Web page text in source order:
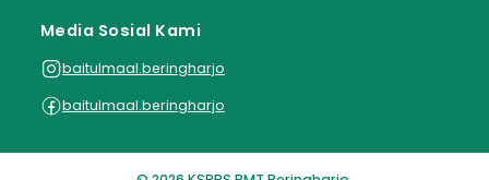
Media Sosial Kami
baitulmaal.beringharjo
baitulmaal.beringharjo